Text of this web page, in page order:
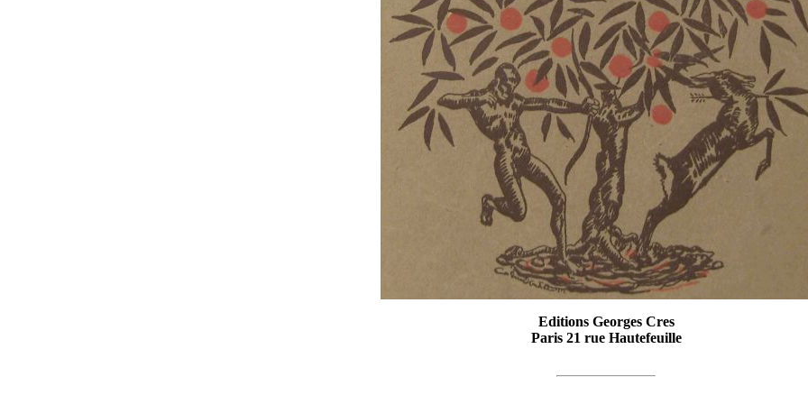
Editions Georges Cres
Paris 21 rue Hautefeuille